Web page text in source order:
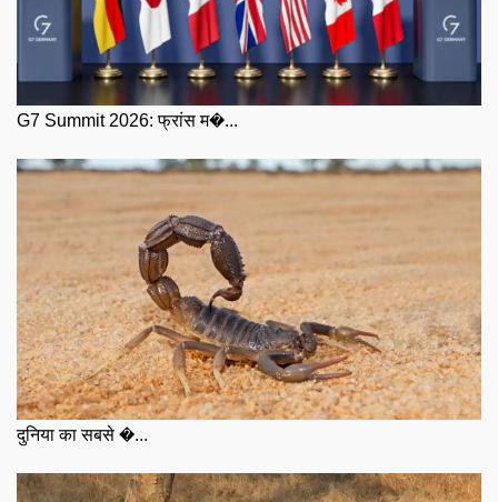
G7 Summit 2026: फ्रांस म�...
दुनिया का सबसे �...